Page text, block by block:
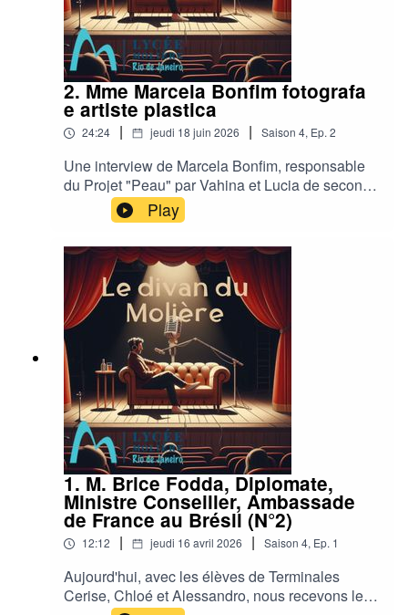
2. Mme Marcela Bonfim fotografa
e artiste plastica
24:24 | jeudi 18 juin 2026 | Saison 4, Ep. 2
Une interview de Marcela Bonfim, responsable
du Projet "Peau" par Vahina et Lucia de seconde
Play
1. M. Brice Fodda, Diplomate,
Ministre Conseiller, Ambassade
de France au Brésil (N°2)
12:12 | jeudi 16 avril 2026 | Saison 4, Ep. 1
Aujourd'hui, avec les élèves de Terminales
Cerise, Chloé et Alessandro, nous recevons le